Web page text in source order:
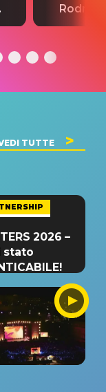
e
testo,
TUTTE
2026 –
stato